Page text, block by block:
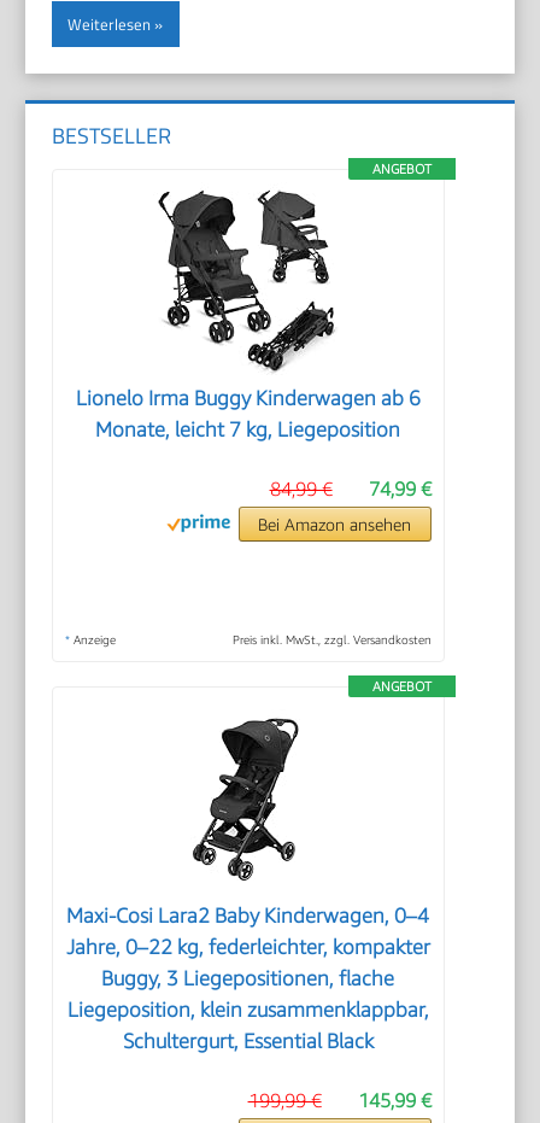
Weiterlesen
BESTSELLER
ANGEBOT
Lionelo Irma Buggy Kinderwagen ab 6
Monate, leicht 7 kg, Liegeposition
74,99 €
84,99 €
Bei Amazon ansehen
* Anzeige Preis inkl. MwSt., zzgl. Versandkosten
ANGEBOT
Maxi-Cosi Lara2 Baby Kinderwagen, 0–4
Jahre, 0–22 kg, federleichter, kompakter
Buggy, 3 Liegepositionen, flache
Liegeposition, klein zusammenklappbar,
Schultergurt, Essential Black
145,99 €
199,99 €